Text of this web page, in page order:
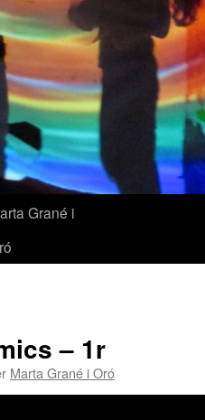
Grané i
– 1r
Marta Grané i Oró